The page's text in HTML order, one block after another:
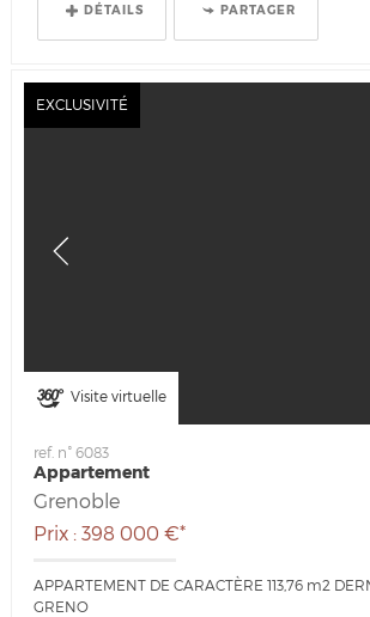
DÉTAILS PARTAGER
Visite virtuelle
EXCLUSIVITÉ
ref. n° 6083
Appartement
Grenoble
Prix : 398 000 €*
APPARTEMENT DE CARACTÈRE 113,76 m2
GRENO